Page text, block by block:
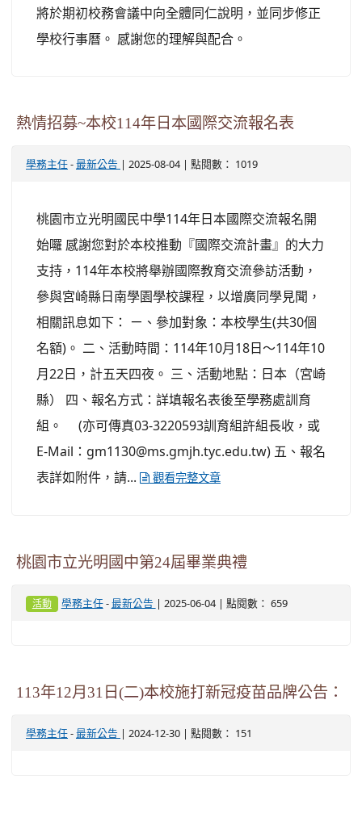
將於期初校務會議中向全體同仁說明，並同步修正
學校行事曆。 感謝您的理解與配合。
熱情招募~本校114年日本國際交流報名表
學務主任 - 最新公告 | 2025-08-04 | 點閱數： 1019
桃園市立光明國民中學114年日本國際交流報名開
始囉 感謝您對於本校推動『國際交流計畫』的大力
支持，114年本校將舉辦國際教育交流參訪活動，
參與宮崎縣日南學園學校課程，以增廣同學見聞，
相關訊息如下： ㄧ、參加對象：本校學生(共30個
名額)。 二、活動時間：114年10月18日～114年10
月22日，計五天四夜。 三、活動地點：日本（宮崎
縣） 四、報名方式：詳填報名表後至學務處訓育
組。 (亦可傳真03-3220593訓育組許組長收，或
E-Mail：gm1130@ms.gmjh.tyc.edu.tw) 五、報名
表詳如附件，請...
觀看完整文章
桃園市立光明國中第24屆畢業典禮
活動 學務主任- 最新公告 | 2025-06-04 | 點閱數： 659
113年12月31日(二)本校施打新冠疫苗品牌公告：
學務主任 - 最新公告 | 2024-12-30 | 點閱數： 151